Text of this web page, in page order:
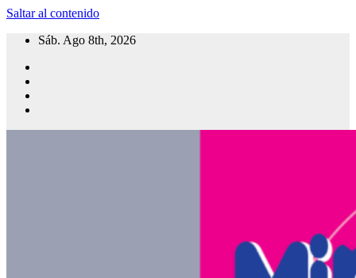
Saltar al contenido
Sáb. Ago 8th, 2026